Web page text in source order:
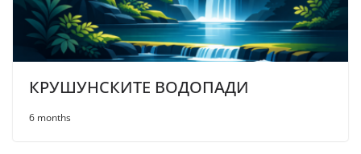
КРУШУНСКИТЕ ВОДОПАДИ
6 months